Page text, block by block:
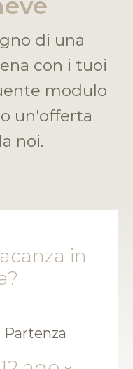
di una
con i tuoi
modulo
un'offerta
noi.
in
Partenza